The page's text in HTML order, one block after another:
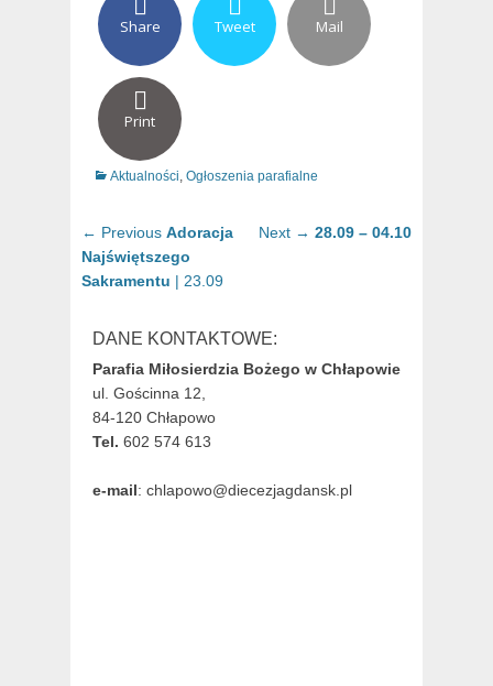
Share Tweet Mail
Print
Categories
Aktualności Ogłoszenia parafialne
Nawigacja
wpisu
← Previous Previous
post:
Adoracja
Najświętszego
Sakramentu | 23.09
Next → Next
28.09 – 04.10
DANE KONTAKTOWE:
Parafia Miłosierdzia Bożego w Chłapowie
ul. Gościnna 12,
84-120 Chłapowo
Tel. 602 574 613
e-mail: chlapowo@diecezjagdansk.pl